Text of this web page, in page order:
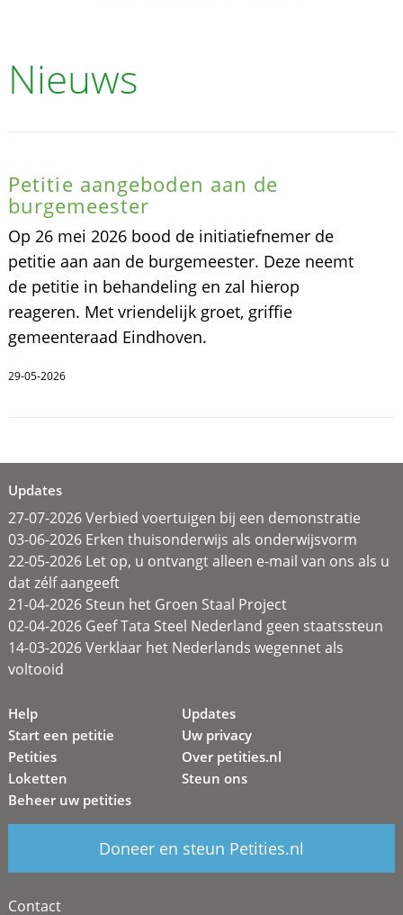
Nieuws
Petitie aangeboden aan de
burgemeester
Op 26 mei 2026 bood de initiatiefnemer de
petitie aan aan de burgemeester. Deze neemt
de petitie in behandeling en zal hierop
reageren. Met vriendelijk groet, griffie
gemeenteraad Eindhoven.
29-05-2026
Updates
27-07-2026 Verbied voertuigen bij een demonstratie
03-06-2026 Erken thuisonderwijs als onderwijsvorm
22-05-2026 Let op, u ontvangt alleen e-mail van ons als u
dat zélf aangeeft
21-04-2026 Steun het Groen Staal Project
02-04-2026 Geef Tata Steel Nederland geen staatssteun
14-03-2026 Verklaar het Nederlands wegennet als
voltooid
Help
Start een petitie
Petities
Loketten
Beheer uw petities
Updates
Uw privacy
Over petities.nl
Steun ons
Doneer en steun Petities.nl
Contact